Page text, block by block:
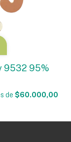
9532 95%
de $60.000,00